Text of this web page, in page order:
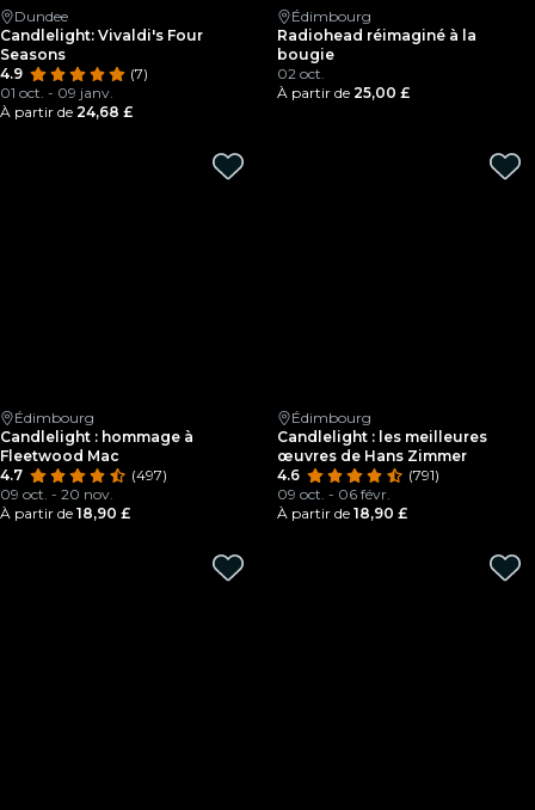
Dundee
Candlelight: Vivaldi's Four
Seasons
4.9
(7)
01 oct. - 09 janv.
À partir de 24,68 £
Édimbourg
Radiohead réimaginé à la
bougie
02 oct.
À partir de 25,00 £
Édimbourg
Candlelight : hommage à
Fleetwood Mac
4.7
(497)
09 oct. - 20 nov.
À partir de 18,90 £
Édimbourg
Candlelight : les meilleures
œuvres de Hans Zimmer
4.6
(791)
09 oct. - 06 févr.
À partir de 18,90 £